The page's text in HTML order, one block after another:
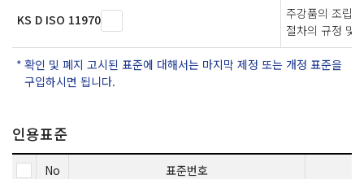
KS D ISO 11970
주강품의 조립
절차의 규정 및
확인 및 폐지 고시된 표준에 대해서는 마지막 제정 또는 개정 표준을
구입하시면 됩니다.
인용표준
No 표준번호